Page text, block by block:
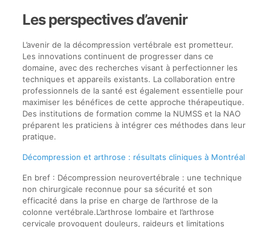
Les perspectives d’avenir
L’avenir de la décompression vertébrale est prometteur.
Les innovations continuent de progresser dans ce
domaine, avec des recherches visant à perfectionner les
techniques et appareils existants. La collaboration entre
professionnels de la santé est également essentielle pour
maximiser les bénéfices de cette approche thérapeutique.
Des institutions de formation comme la NUMSS et la NAO
préparent les praticiens à intégrer ces méthodes dans leur
pratique.
Décompression et arthrose : résultats cliniques à Montréal
En bref : Décompression neurovertébrale : une technique
non chirurgicale reconnue pour sa sécurité et son
efficacité dans la prise en charge de l’arthrose de la
colonne vertébrale.L’arthrose lombaire et l’arthrose
cervicale provoquent douleurs, raideurs et limitations